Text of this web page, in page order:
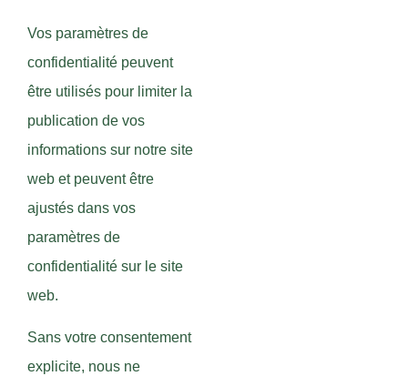
Vos paramètres de
confidentialité peuvent
être utilisés pour limiter la
publication de vos
informations sur notre site
web et peuvent être
ajustés dans vos
paramètres de
confidentialité sur le site
web.
Sans votre consentement
explicite, nous ne